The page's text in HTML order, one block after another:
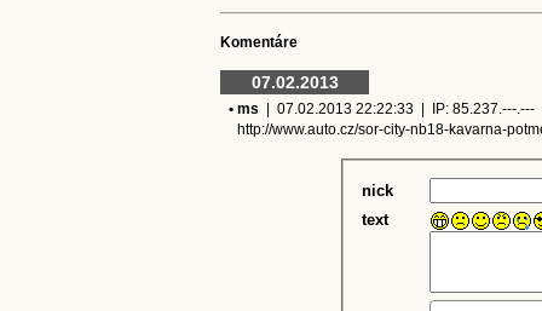
Komentáre
07.02.2013
• ms | 07.02.2013 22:22:33 | IP: 85.237.---.---
http://www.auto.cz/sor-city-nb18-kavarna-
nick
text